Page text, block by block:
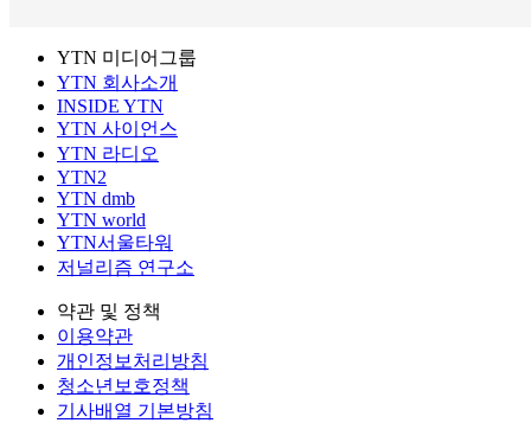
YTN 미디어그룹
YTN 회사소개
INSIDE YTN
YTN 사이언스
YTN 라디오
YTN2
YTN dmb
YTN world
YTN서울타워
저널리즘 연구소
약관 및 정책
이용약관
개인정보처리방침
청소년보호정책
기사배열 기본방침